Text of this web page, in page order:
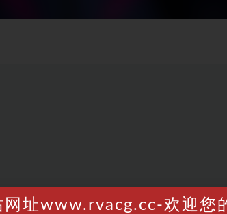
网址www.rvacg.cc-欢迎您